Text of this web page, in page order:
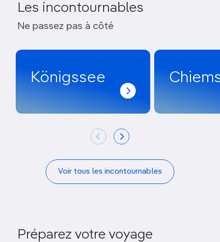
Les incontournables
Ne passez pas à côté
Königssee
Voir tous les incontournables
Préparez votre voyage